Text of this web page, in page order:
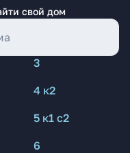
свой дом
3
4 к2
5 к1 с2
6